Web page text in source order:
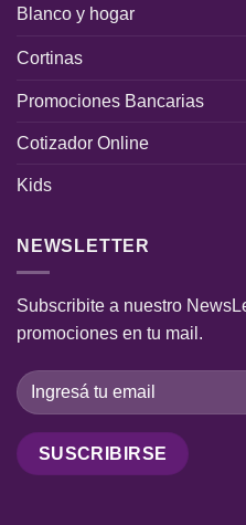
Blanco y hogar
Cortinas
Promociones Bancarias
Cotizador Online
Kids
NEWSLETTER
Subscribite a nuestro
promociones en tu mail.